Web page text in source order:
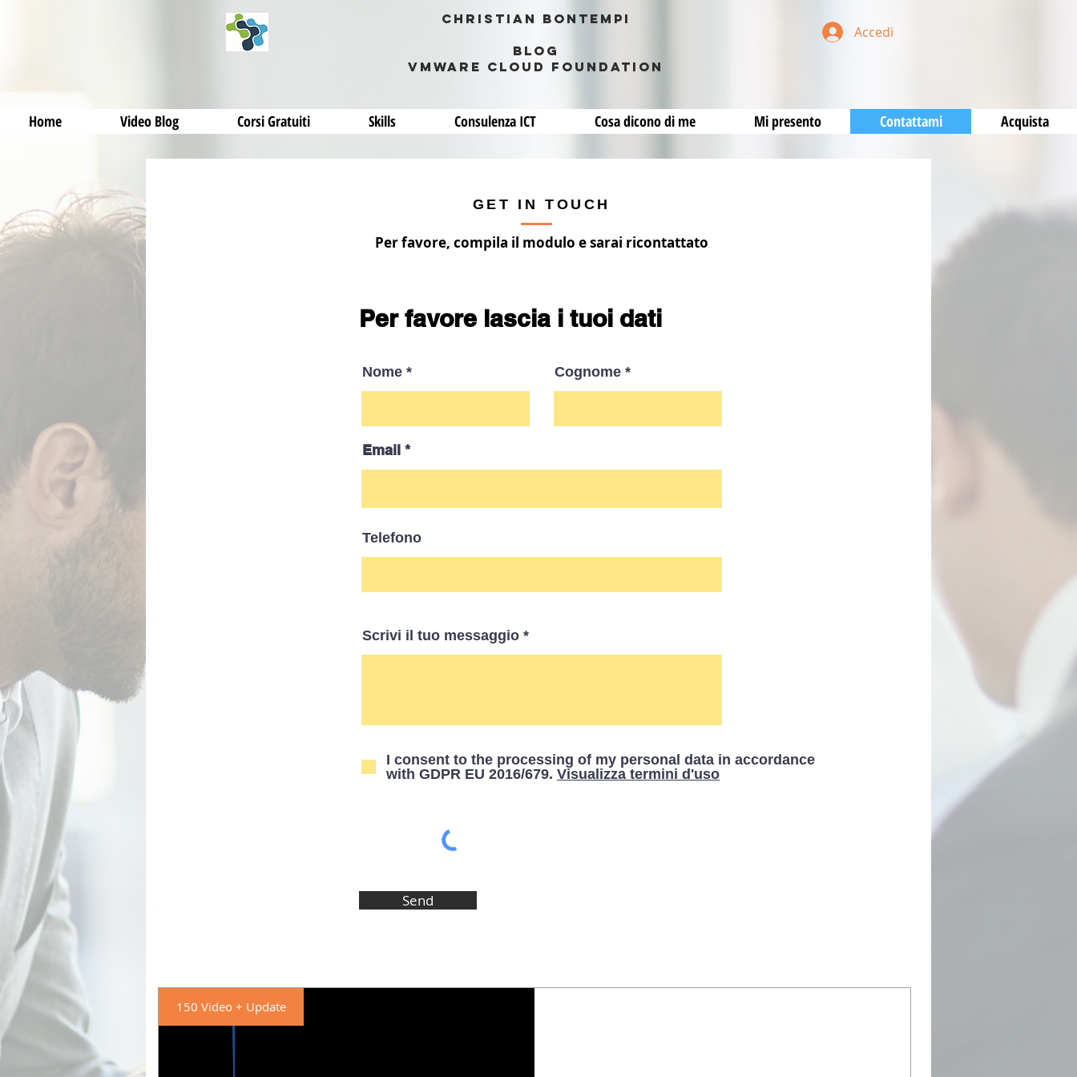
Christian Bontempi
blog
VMWARE CLOUD FOUNDATION
Accedi
Home Video Blog Corsi Gratuiti Skills Consulenza ICT Cosa dicono di me Mi presento Contattami Acquista
GET IN TOUCH
Per favore, compila il modulo e sarai ricontattato
Per favore lascia i tuoi dati
Nome Cognome
Email
Telefono
Scrivi il tuo messaggio
I consent to the processing of my personal data in accordance
with GDPR EU 2016/679. Visualizza termini d'uso
Send
150 Video + Update